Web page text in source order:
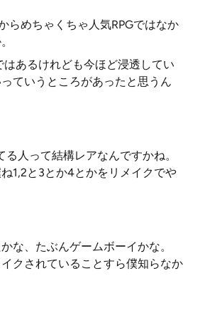
らめちゃくちゃ人気RPGではなか
はあるけれども今ほど浸透してい
ていうところがあったと思うん
る人って結構レアなんですかね。
1,2と3とか4とかをリメイクでや
な、たぶんゲームボーイかな。
クされていることすら僕知らなか